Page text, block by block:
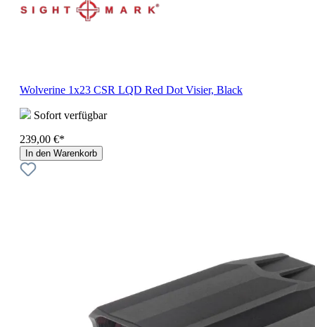
Wolverine 1x23 CSR LQD Red Dot Visier, Black
Sofort verfügbar
239,00 €*
In den Warenkorb